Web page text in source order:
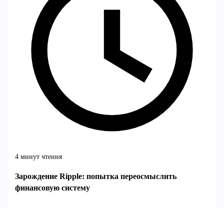
4 минут чтения
Зарождение Ripple: попытка переосмыслить
финансовую систему